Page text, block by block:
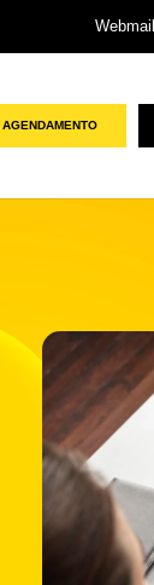
Webmail
AGENDAMENTO